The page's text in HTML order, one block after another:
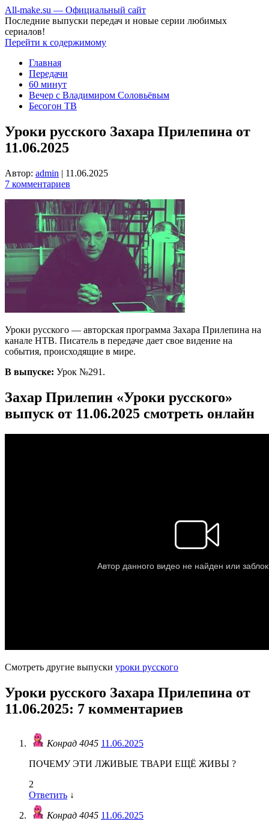
All-make.su — Официальный сайт
Последние выпуски передач и новые серии любимых
сериалов!
Перейти к содержимому
Главная
Передачи
60 минут
Вечер с Владимиром Соловьёвым
Бесогон ТВ
Уроки русского Захара Прилепина от
11.06.2025
Автор: admin | 11.06.2025
7 комментариев
Уроки русского — авторская программа Захара Прилепина на
канале НТВ. Писатель в передаче дает свое видение на
события, происходящие в мире.
В выпуске: Урок №291.
Захар Прилепин «Уроки русского»
выпуск от 11.06.2025 смотреть онлайн
Смотреть другие выпуски уроки русского
Уроки русского Захара Прилепина от
11.06.2025: 7 комментариев
Конрад 4045 11.06.2025
ПОЧЕМУ ЭТИ ЛЖИВЫЕ ТВАРИ ЕЩЁ ЖИВЫ ?
2
Ответить ↓
Конрад 4045 11.06.2025